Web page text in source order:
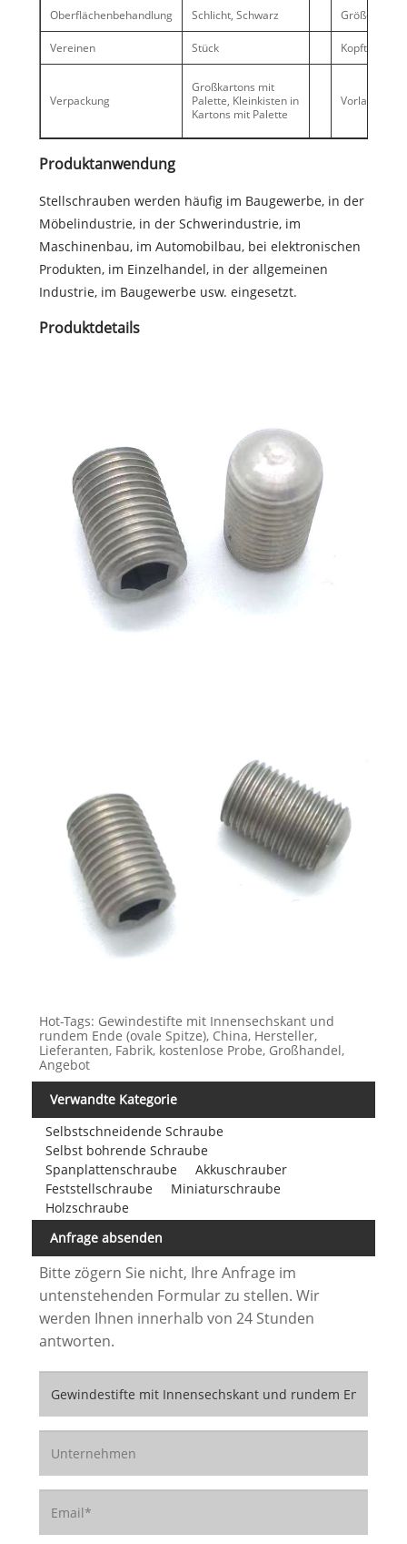
Oberflächenbehandlung Schlicht, Schwarz Größe
Vereinen Stück Kopftyp
Verpackung
Großkartons mit
Palette, Kleinkisten in
Kartons mit Palette
Vorlaufzeit
Produktanwendung
Stellschrauben werden häufig im Baugewerbe, in der
Möbelindustrie, in der Schwerindustrie, im
Maschinenbau, im Automobilbau, bei elektronischen
Produkten, im Einzelhandel, in der allgemeinen
Industrie, im Baugewerbe usw. eingesetzt.
Produktdetails
Hot-Tags: Gewindestifte mit Innensechskant und
rundem Ende (ovale Spitze), China, Hersteller,
Lieferanten, Fabrik, kostenlose Probe, Großhandel,
Angebot
Verwandte Kategorie
Selbstschneidende Schraube
Selbst bohrende Schraube
Spanplattenschraube
Akkuschrauber
Feststellschraube
Miniaturschraube
Holzschraube
Anfrage absenden
Bitte zögern Sie nicht, Ihre Anfrage im
untenstehenden Formular zu stellen. Wir
werden Ihnen innerhalb von 24 Stunden
antworten.